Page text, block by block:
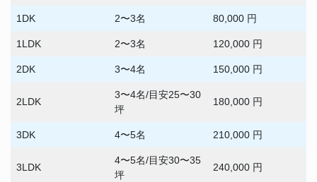
1DK 2〜3名 80,000 円
1LDK 2〜3名 120,000 円
2DK 3〜4名 150,000 円
2LDK
3〜4名/目安25〜30
坪
180,000 円
3DK 4〜5名 210,000 円
3LDK
4〜5名/目安30〜35
坪
240,000 円